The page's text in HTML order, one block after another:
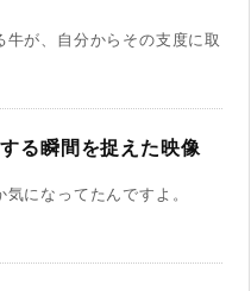
が、自分からその支度に取
る瞬間を捉えた映像
になってたんですよ。